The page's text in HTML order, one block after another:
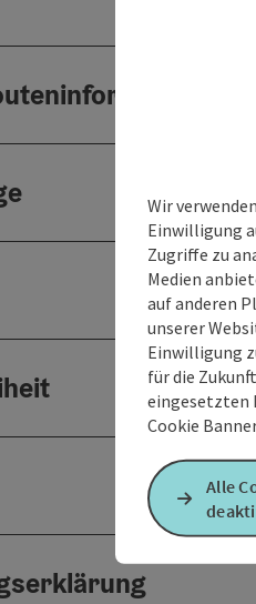
Wir
Einwilligung
Zugriffe zu
Medien
auf anderen
unserer
Einwilligung
für die
eingesetzten
Cookie
Alle